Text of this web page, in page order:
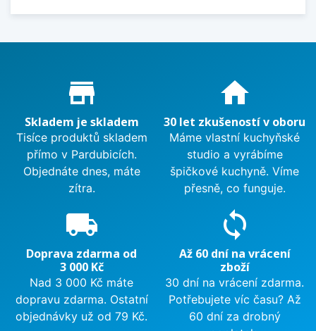
Proč nakupovat u nás?
store_mall_directory
Skladem je skladem
Tisíce produktů skladem
přímo v Pardubicích.
Objednáte dnes, máte
zítra.
home
30 let zkušeností v oboru
Máme vlastní kuchyňské
studio a vyrábíme
špičkové kuchyně. Víme
přesně, co funguje.
local_shipping
Doprava zdarma od
3 000 Kč
Nad 3 000 Kč máte
dopravu zdarma. Ostatní
objednávky už od 79 Kč.
sync
Až 60 dní na vrácení
zboží
30 dní na vrácení zdarma.
Potřebujete víc času? Až
60 dní za drobný